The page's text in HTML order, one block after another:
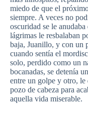
miedo de que el
siempre. A veces no
oscuridad se le
lágrimas le resbalaban
baja, Juanillo, y con un
cuando sentía el
solo, perdido como un
bocanadas, se detenía
entre un golpe y otro, le
pozo de cabeza para
aquella vida miserable.